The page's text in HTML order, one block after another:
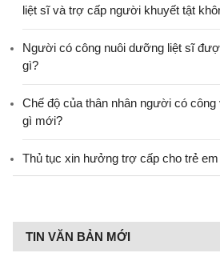
liệt sĩ và trợ cấp người khuyết tật
Người có công nuôi dưỡng liệt sĩ
gì?
Chế độ của thân nhân người có
gì mới?
Thủ tục xin hưởng trợ cấp cho trẻ
TIN VĂN BẢN MỚI